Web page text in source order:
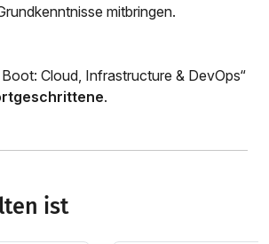
mitbringen.
Cloud, Infrastructure & DevOps“
.
ist